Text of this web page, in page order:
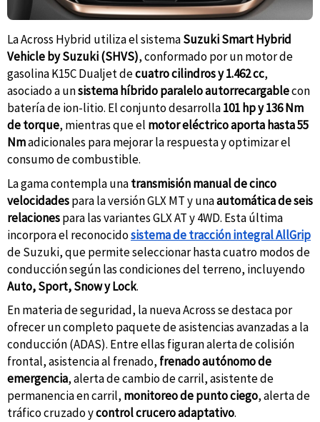
La Across Hybrid utiliza el sistemaSuzuki Smart Hybrid
Vehicle by Suzuki (SHVS), conformado por un motor de
gasolina K15C Dualjet decuatro cilindros y 1.462 cc,
asociado a unsistema híbrido paralelo autorrecargablecon
batería de ion-litio. El conjunto desarrolla101 hp y 136 Nm
de torque, mientras que el motor eléctrico aporta hasta 55
Nmadicionales para mejorar la respuesta y optimizar el
consumo de combustible.
La gama contempla unatransmisión manual de cinco
velocidadespara la versión GLX MT y unaautomática de seis
relacionespara las variantes GLX AT y 4WD. Esta última
incorpora el reconocidosistema de tracción integral AllGrip
de Suzuki, que permite seleccionar hasta cuatro modos de
conducción según las condiciones del terreno, incluyendo
Auto, Sport, Snow y Lock.
En materia de seguridad, la nueva Across se destaca por
ofrecer un completo paquete de asistencias avanzadas a la
conducción (ADAS). Entre ellas figuran alerta de colisión
frontal, asistencia al frenado, frenado autónomo de
emergencia, alerta de cambio de carril, asistente de
permanencia en carril, monitoreo de punto ciego, alerta de
tráfico cruzado ycontrol crucero adaptativo.